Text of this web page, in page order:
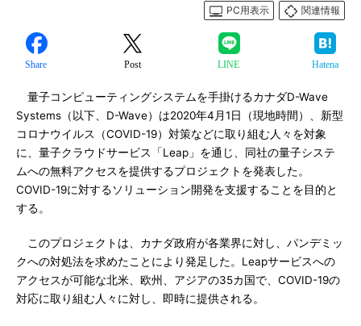
PC用表示
関連情報
Share Post LINE Hatena
量子コンピューティングシステムを手掛けるカナダD-Wave
Systems（以下、D-Wave）は2020年4月1日（現地時間）、新型
コロナウイルス（COVID-19）対策などに取り組む人々を対象
に、量子クラウドサービス「Leap」を通じ、同社の量子システ
ムへの無料アクセスを提供するプロジェクトを発表した。
COVID-19に対するソリューション開発を支援することを目的と
する。
このプロジェクトは、カナダ政府が各業界に対し、パンデミッ
クへの対処法を求めたことにより発足した。Leapサービスへの
アクセスが可能な北米、欧州、アジアの35カ国で、COVID-19の
対応に取り組む人々に対し、即時に提供される。